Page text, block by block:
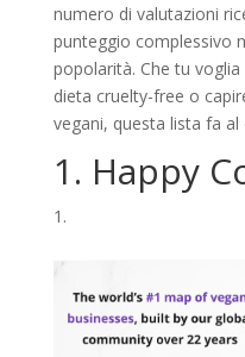
numero di valutazioni
punteggio complessivo
popolarità. Che tu
dieta cruelty-free o
vegani, questa lista fa al
1. Happy